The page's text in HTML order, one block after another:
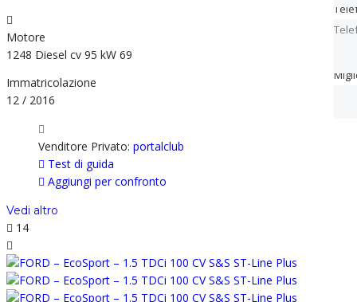
Motore
1248 Diesel cv 95 kW 69
Immatricolazione
12 / 2016
Venditore Privato: portalclub
Test di guida
Aggiungi per confronto
Vedi altro
14